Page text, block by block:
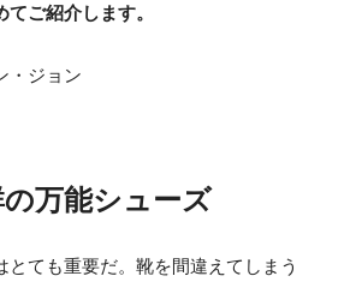
ご紹介します。
・ジョン
万能シューズ
ても重要だ。靴を間違えてしまう